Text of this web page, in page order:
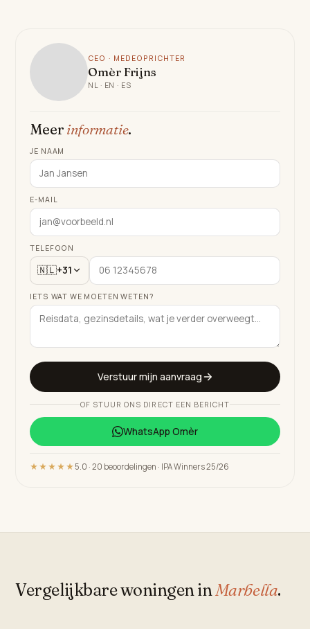
CEO · MEDEOPRICHTER
Omèr Frijns
NL · EN · ES
Meer informatie.
JE NAAM
E-MAIL
TELEFOON
🇳🇱+31
IETS WAT WE MOETEN WETEN?
Verstuur mijn aanvraag
OF STUUR ONS DIRECT EEN BERICHT
WhatsApp Omèr
★★★★★ 5.0 · 20 beoordelingen · IPA Winners 25/26
Vergelijkbare woningen in Marbella.